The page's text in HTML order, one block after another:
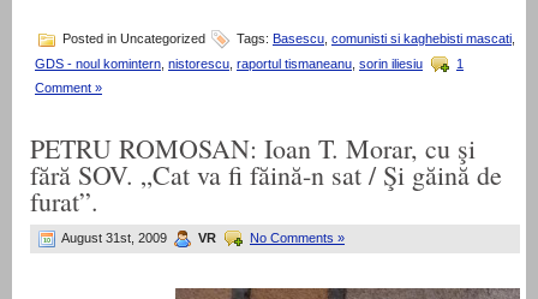
Posted in Uncategorized Tags: Basescu comunisti si kaghebisti mascati
GDS - noul komintern nistorescu raportul tismaneanu sorin iliesiu
1
Comment »
PETRU ROMOSAN: Ioan T. Morar, cu şi
fără SOV. „Cat va fi făină-n sat / Şi găină de
furat”.
August 31st, 2009 VR No Comments »